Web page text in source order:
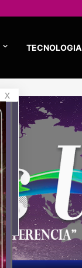
TECNOLOGIA
x